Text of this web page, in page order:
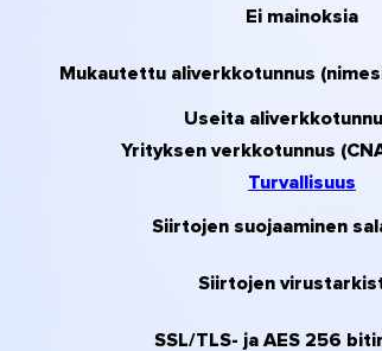
Ei mainoksia
Mukautettu aliverkkotunnus
Useita
Yrityksen verkkotunnus
Turvallisuus
Siirtojen suojaaminen
Siirtojen
SSL/TLS- ja AES 256